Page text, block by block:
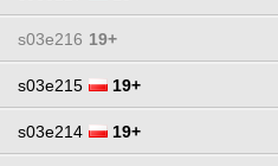
s03e216 19+
s03e215 19+
s03e214 19+